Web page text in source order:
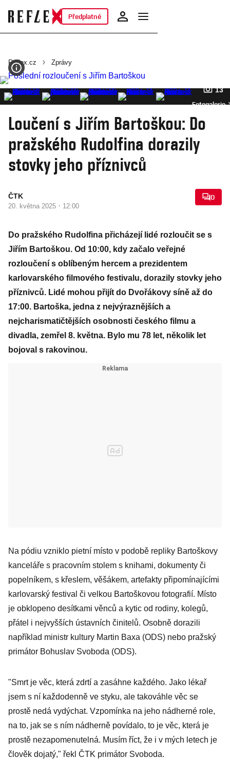
Předplatné
Reflex.cz Zprávy
13
Fotogalerie
Loučení s Jiřím Bartoškou: Do
pražského Rudolfina dorazily
stovky jeho příznivců
ČTK
20. května 2025 · 12:00
0
Do pražského Rudolfina přicházejí lidé rozloučit se s
Jiřím Bartoškou. Od 10:00, kdy začalo veřejné
rozloučení s oblíbeným hercem a prezidentem
karlovarského filmového festivalu, dorazily stovky jeho
příznivců. Lidé mohou přijít do Dvořákovy síně až do
17:00. Bartoška, jedna z nejvýraznějších a
nejcharismatičtějších osobnosti českého filmu a
divadla, zemřel 8. května. Bylo mu 78 let, několik let
bojoval s rakovinou.
Na pódiu vzniklo pietní místo v podobě repliky Bartoškovy
kanceláře s pracovním stolem s knihami, dokumenty či
popelníkem, s křeslem, věšákem, artefakty připomínajícími
karlovarský festival či velkou Bartoškovou fotografií. Místo
je obklopeno desítkami věnců a kytic od rodiny, kolegů,
přátel i nejvyšších ústavních činitelů. Osobně dorazili
například ministr kultury Martin Baxa (ODS) nebo pražský
primátor Bohuslav Svoboda (ODS).
"Smrt je věc, která zdrtí a zasáhne každého. Jako lékař
jsem s ní každodenně ve styku, ale takováhle věc se
prostě nedá vydýchat. Vzpomínka na jeho nádherné role,
na to, jak se s ním nádherně povídalo, to je věc, která je
prostě nezapomenutelná. Musím říct, že i v mých letech je
člověk dojatý," řekl ČTK primátor Svoboda.